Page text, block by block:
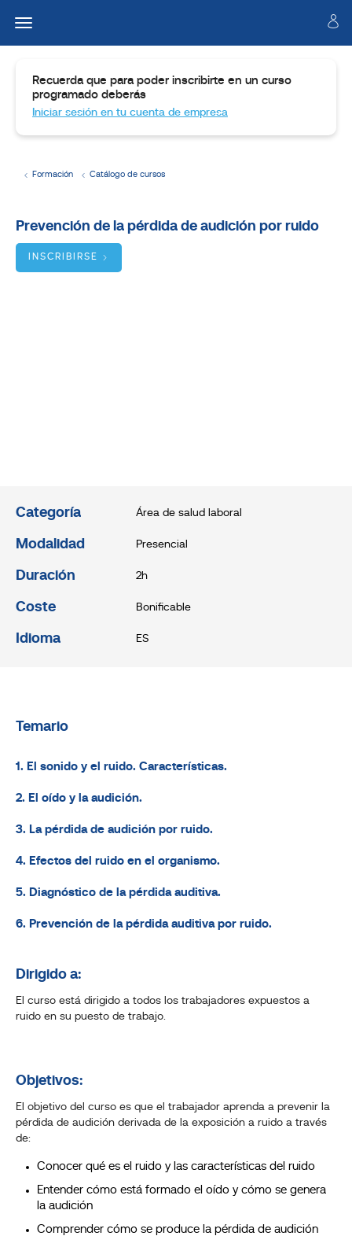
Formación Catálogo de cursos
Dirigido
Recuerda que para poder inscribirte en un curso
programado deberás
Iniciar sesión en tu cuenta de empresa
Prevención de la pérdida de audición por ruido
INSCRIBIRSE
Categoría Área de salud laboral
Modalidad Presencial
Duración 2h
Coste Bonificable
Idioma ES
Temario
1. El sonido y el ruido. Características.
2. El oído y la audición.
3. La pérdida de audición por ruido.
4. Efectos del ruido en el organismo.
5. Diagnóstico de la pérdida auditiva.
6. Prevención de la pérdida auditiva por ruido.
Dirigido a:
El curso está dirigido a todos los trabajadores expuestos a
ruido en su puesto de trabajo.
Objetivos:
El objetivo del curso es que el trabajador aprenda a prevenir la
pérdida de audición derivada de la exposición a ruido a través
de:
Conocer qué es el ruido y las características del ruido
Entender cómo está formado el oído y cómo se genera
la audición
Comprender cómo se produce la pérdida de audición